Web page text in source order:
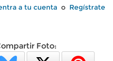
a tu cuenta o Regístrate
Foto: